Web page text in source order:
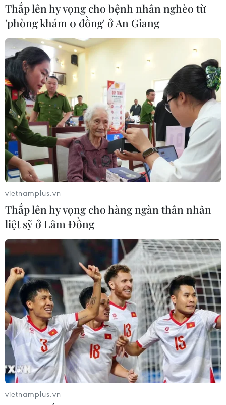
Thắp lên hy vọng cho bệnh nhân nghèo từ
'phòng khám 0 đồng' ở An Giang
vietnamplus.vn
Thắp lên hy vọng cho hàng ngàn thân nhân
liệt sỹ ở Lâm Đồng
vietnamplus.vn